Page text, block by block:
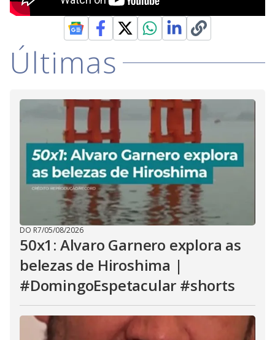
Últimas
DO R7/05/08/2026
50x1: Alvaro Garnero explora as
belezas de Hiroshima |
#DomingoEspetacular #shorts